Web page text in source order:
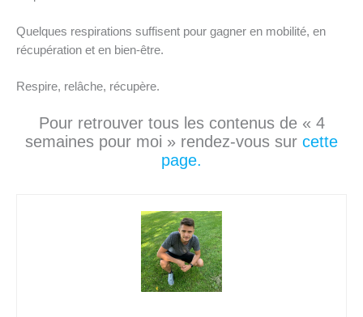
Quelques respirations suffisent pour gagner en mobilité, en
récupération et en bien-être.
Respire, relâche, récupère.
Pour retrouver tous les contenus de « 4
semaines pour moi » rendez-vous sur cette
page.